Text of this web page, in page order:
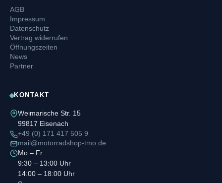
AGB
Impressum
Datenschutz
Vertrag widerrufen
Öffnungszeiten
News
Partner
KONTAKT
Weimarische Str. 15
99817 Eisenach
+49 (0) 171 417 505 9
mail@motorradshop-tmo.de
Mo – Fr
9:30 – 13:00 Uhr
14:00 – 18:00 Uhr